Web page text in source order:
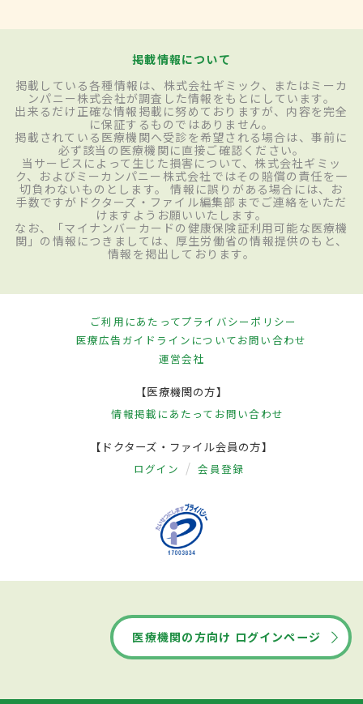
掲載情報について
掲載している各種情報は、株式会社ギミック、またはミーカ
ンパニー株式会社が調査した情報をもとにしています。
出来るだけ正確な情報掲載に努めておりますが、内容を完全
に保証するものではありません。
掲載されている医療機関へ受診を希望される場合は、事前に
必ず該当の医療機関に直接ご確認ください。
当サービスによって生じた損害について、株式会社ギミッ
ク、およびミーカンパニー株式会社ではその賠償の責任を一
切負わないものとします。 情報に誤りがある場合には、お
手数ですがドクターズ・ファイル編集部までご連絡をいただ
けますようお願いいたします。
なお、「マイナンバーカードの健康保険証利用可能な医療機
関」の情報につきましては、厚生労働省の情報提供のもと、
情報を掲出しております。
ご利用にあたってプライバシーポリシー
医療広告ガイドラインについてお問い合わせ
運営会社
【医療機関の方】
情報掲載にあたって お問い合わせ
【ドクターズ・ファイル会員の方】
ログイン 会員登録
医療機関の方向け ログインページ